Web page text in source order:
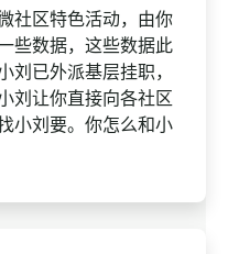
区特色活动，由你
些数据，这些数据此
已外派基层挂职，
刘让你直接向各社区
小刘要。你怎么和小